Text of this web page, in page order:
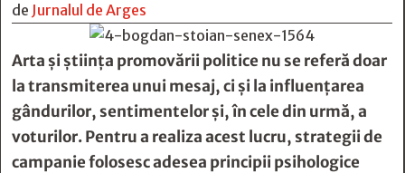
de Jurnalul de Arges
Arta și știința promovării politice nu se referă doar
la transmiterea unui mesaj, ci și la influențarea
gândurilor, sentimentelor și, în cele din urmă, a
voturilor. Pentru a realiza acest lucru, strategii de
campanie folosesc adesea principii psihologice